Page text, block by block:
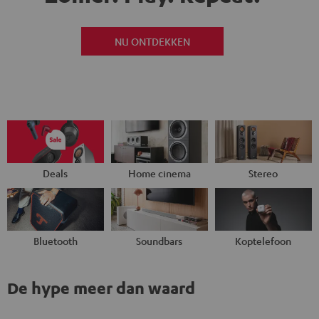
NU ONTDEKKEN
Deals Home cinema Stereo
Bluetooth Soundbars Koptelefoon
De hype meer dan waard